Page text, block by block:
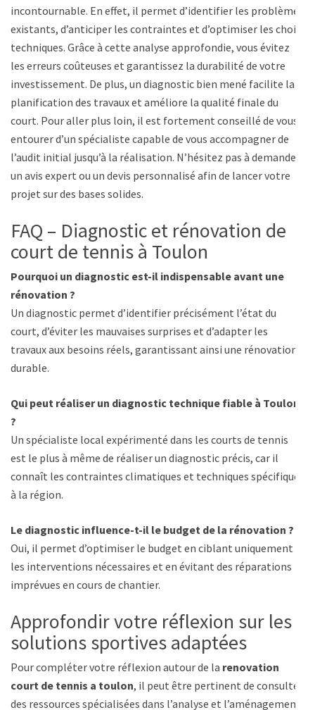
incontournable. En effet, il permet d’identifier les problèmes
existants, d’anticiper les contraintes et d’optimiser les choix
techniques. Grâce à cette analyse approfondie, vous évitez
les erreurs coûteuses et garantissez la durabilité de votre
investissement. De plus, un diagnostic bien mené facilite la
planification des travaux et améliore la qualité finale du
court. Pour aller plus loin, il est fortement conseillé de vous
entourer d’un spécialiste capable de vous accompagner de
l’audit initial jusqu’à la réalisation. N’hésitez pas à demander
un avis expert ou un devis personnalisé afin de lancer votre
projet sur des bases solides.
FAQ – Diagnostic et rénovation de
court de tennis à Toulon
Pourquoi un diagnostic est-il indispensable avant une
rénovation ?
Un diagnostic permet d’identifier précisément l’état du
court, d’éviter les mauvaises surprises et d’adapter les
travaux aux besoins réels, garantissant ainsi une rénovation
durable.
Qui peut réaliser un diagnostic technique fiable à Toulon
?
Un spécialiste local expérimenté dans les courts de tennis
est le plus à même de réaliser un diagnostic précis, car il
connaît les contraintes climatiques et techniques spécifiques
à la région.
Le diagnostic influence-t-il le budget de la rénovation ?
Oui, il permet d’optimiser le budget en ciblant uniquement
les interventions nécessaires et en évitant des réparations
imprévues en cours de chantier.
Approfondir votre réflexion sur les
solutions sportives adaptées
Pour compléter votre réflexion autour de la renovation
court de tennis a toulon, il peut être pertinent de consulter
des ressources spécialisées dans l’analyse et l’aménagement